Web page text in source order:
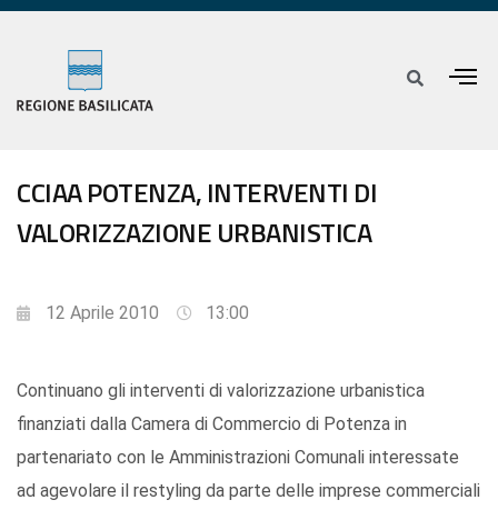
CCIAA POTENZA, INTERVENTI DI
VALORIZZAZIONE URBANISTICA
12 Aprile 2010 13:00
Continuano gli interventi di valorizzazione urbanistica
finanziati dalla Camera di Commercio di Potenza in
partenariato con le Amministrazioni Comunali interessate
ad agevolare il restyling da parte delle imprese commerciali